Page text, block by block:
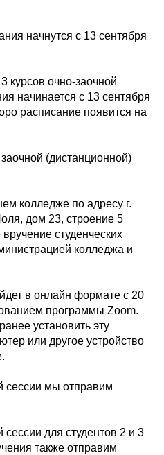
начнутся с 13 сентября
курсов очно-заочной
начинается с 13 сентября
расписание появится на
(дистанционной)
колледже по адресу г.
дом 23, строение 5
студенческих
колледжа и
в онлайн формате с 20
программы Zoom.
установить эту
или другое устройство
сессии мы отправим
сессии для студентов 2 и 3
также отправим